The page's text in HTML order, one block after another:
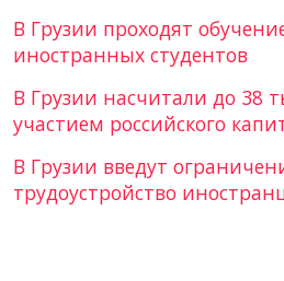
В Грузии проходят
иностранных студентов
В Грузии насчитали до 38
участием российского
В Грузии введут
трудоустройство